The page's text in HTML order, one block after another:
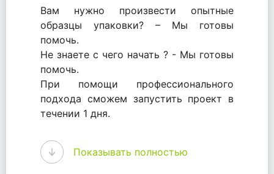
Вам нужно произвести опытные
образцы упаковки? – Мы готовы
помочь.
Не знаете с чего начать ? - Мы готовы
помочь.
При помощи профессионального
подхода сможем запустить проект в
течении 1 дня.
WhitePack - перерабатываем пластик.
Мы принимали самое активное
участие в становлении этого рынка в
Показывать полностью